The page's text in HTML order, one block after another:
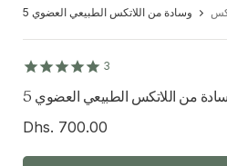
وسادة من اللاتكس الطبيعي العضوي 5
3
من اللاتكس الطبيعي العضوي 5
Dhs. 700.00